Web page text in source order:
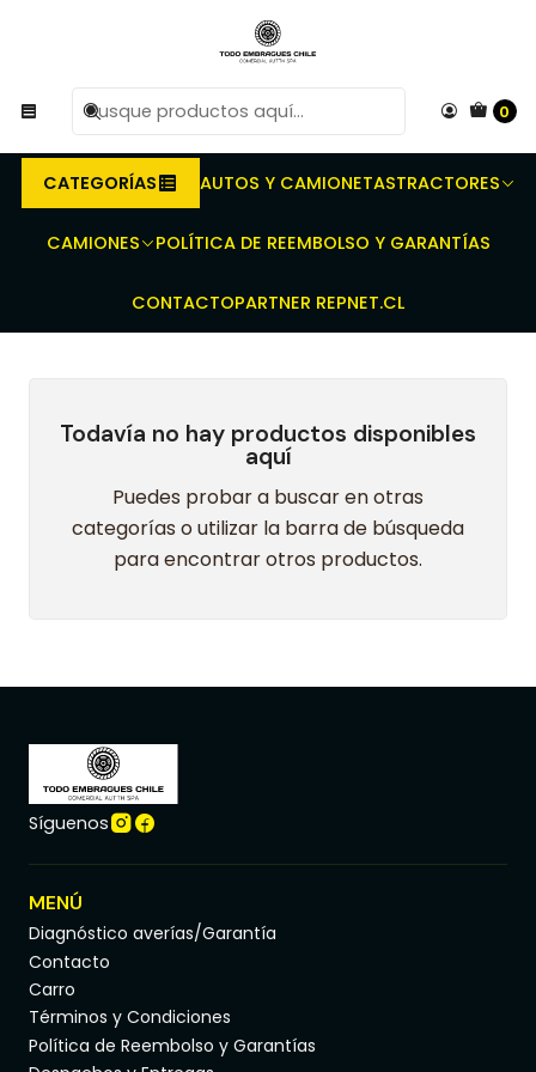
0
CATEGORÍAS AUTOS Y CAMIONETASTRACTORES
CAMIONES POLÍTICA DE REEMBOLSO Y GARANTÍAS
CONTACTOPARTNER REPNET.CL
Compra antes de las 10 AM de Lunes a Viernes y
entregaremos al transporte en un máximo de 24 hrs hábiles.
Inicio
embrague - Discos toma Fuerza
John Deere
3040
Todavía no hay productos disponibles
aquí
Puedes probar a buscar en otras
categorías o utilizar la barra de búsqueda
para encontrar otros productos.
Síguenos
MENÚ
Diagnóstico averías/Garantía
Contacto
Carro
Términos y Condiciones
Política de Reembolso y Garantías